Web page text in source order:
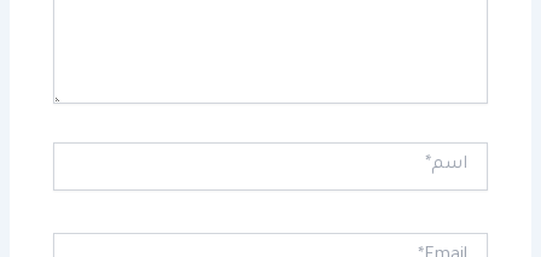
اسم*
Email*